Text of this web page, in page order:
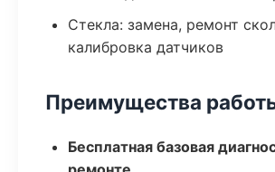
Стекла: замена, ремонт
калибровка датчиков
Преимущества
Бесплатная базовая